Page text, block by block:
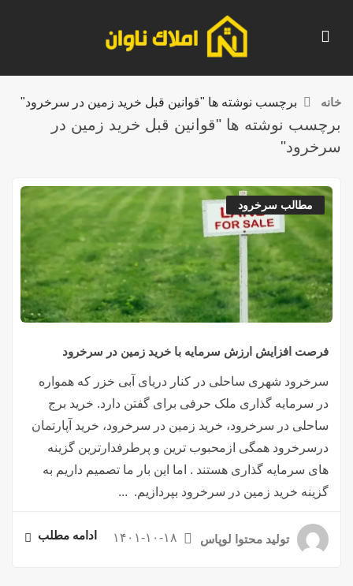
خانه برچسب نوشته ها "قوانین قبل خرید زمین در سرخرود"
برچسب نوشته ها "قوانین قبل خرید زمین در
سرخرود"
مطالب سرخرود
فرصت افزایش ارزش سرمایه با خرید زمین در سرخرود
سرخرود شهری ساحلی در کنار دریای آبی خزر که همواره
در سرمایه گذاری ملک حرفی برای گفتن دارد. خرید برج
ساحلی در سرخرود، خرید زمین در سرخرود، خرید آپارتمان
درسرخرود همگی ازمحبوب ترین و پرطرفدارترین گزینه
های سرمایه گذاری هستند . اما این بار ما تصمیم داریم به
گزینه خرید زمین در سرخرود بپردازیم. ...
تولید محتوا لوپاس ۱۴۰۱-۱۰-۱۸ ادامه مطلب